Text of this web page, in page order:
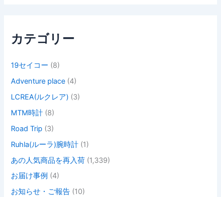
カテゴリー
19セイコー (8)
Adventure place (4)
LCREA(ルクレア) (3)
MTM時計 (8)
Road Trip (3)
Ruhla(ルーラ)腕時計 (1)
あの人気商品を再入荷 (1,339)
お届け事例 (4)
お知らせ・ご報告 (10)